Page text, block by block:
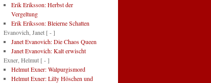
Erik Eriksson: Herbst der
Vergeltung
Erik Eriksson: Bleierne Schatten
Evanovich, Janet [ - ]
Janet Evanovich: Die Chaos Queen
Janet Evanovich: Kalt erwischt
Exner, Helmut [ - ]
Helmut Exner: Walpurgismord
Helmut Exner: Lilly Höschen und